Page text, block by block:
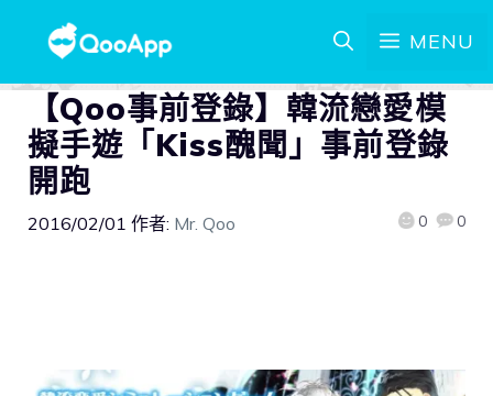
MENU
【Qoo事前登錄】韓流戀愛模
擬手遊「Kiss醜聞」事前登錄
開跑
2016/02/01 作者: Mr. Qoo 0 0